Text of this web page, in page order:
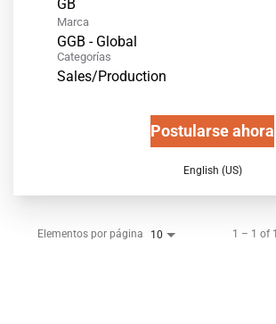
Marca
GGB - Global
Categorías
Sales/Production
Postularse ahora
English (US)
Elementos por página 10 1 – 1 of 1